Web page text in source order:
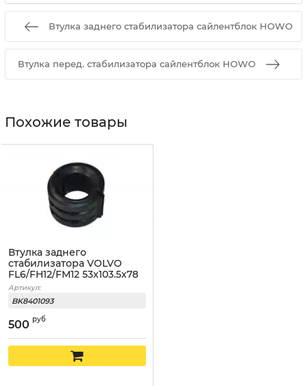
Втулка заднего стабилизатора сайлентблок HOWO
Втулка перед. cтабилизатора сайлентблок HOWO
Похожие товары
Втулка заднего
стабилизатора VOLVO
FL6/FH12/FM12 53x103.5x78
Артикул:
BK8401093
500 руб